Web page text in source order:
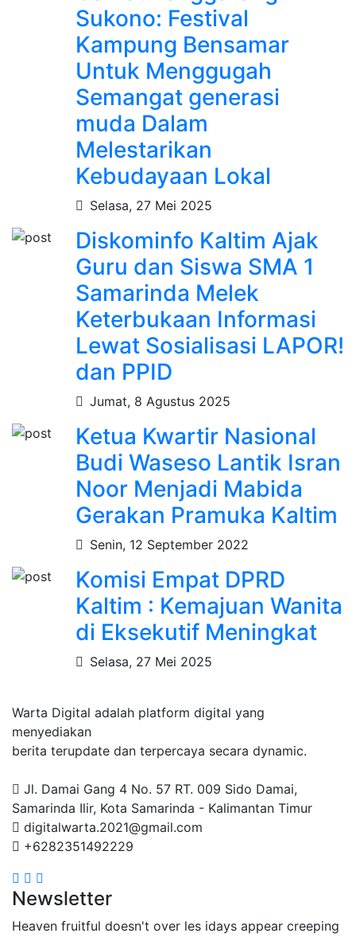
Sukono: Festival
Kampung Bensamar
Untuk Menggugah
Semangat generasi
muda Dalam
Melestarikan
Kebudayaan Lokal
Selasa, 27 Mei 2025
Diskominfo Kaltim Ajak
Guru dan Siswa SMA 1
Samarinda Melek
Keterbukaan Informasi
Lewat Sosialisasi LAPOR!
dan PPID
Jumat, 8 Agustus 2025
Ketua Kwartir Nasional
Budi Waseso Lantik Isran
Noor Menjadi Mabida
Gerakan Pramuka Kaltim
Senin, 12 September 2022
Komisi Empat DPRD
Kaltim : Kemajuan Wanita
di Eksekutif Meningkat
Selasa, 27 Mei 2025
Warta Digital adalah platform digital yang
menyediakan
berita terupdate dan terpercaya secara dynamic.
Jl. Damai Gang 4 No. 57 RT. 009 Sido Damai,
Samarinda Ilir, Kota Samarinda - Kalimantan Timur
digitalwarta.2021@gmail.com
+6282351492229
Newsletter
Heaven fruitful doesn't over les idays appear creeping